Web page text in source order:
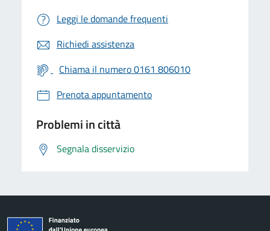
Leggi le domande frequenti
Richiedi assistenza
Chiama il numero 0161 806010
Prenota appuntamento
Problemi in città
Segnala disservizio